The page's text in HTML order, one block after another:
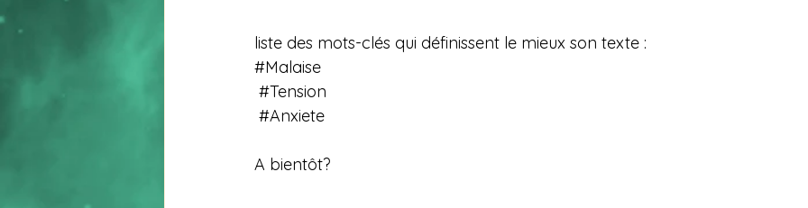
liste des mots-clés qui définissent le mieux son texte :
#Malaise
#Tension
#Anxiete
A bientôt?